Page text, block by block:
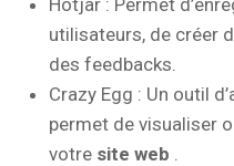
Hotjar : Permet
utilisateurs, de créer
des feedbacks.
Crazy Egg : Un outil
permet de visualiser
votre site web .